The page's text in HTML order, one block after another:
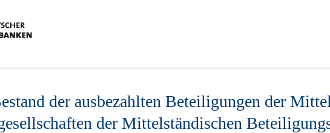
der ausbezahlten Beteiligungen der
der Mittelständischen